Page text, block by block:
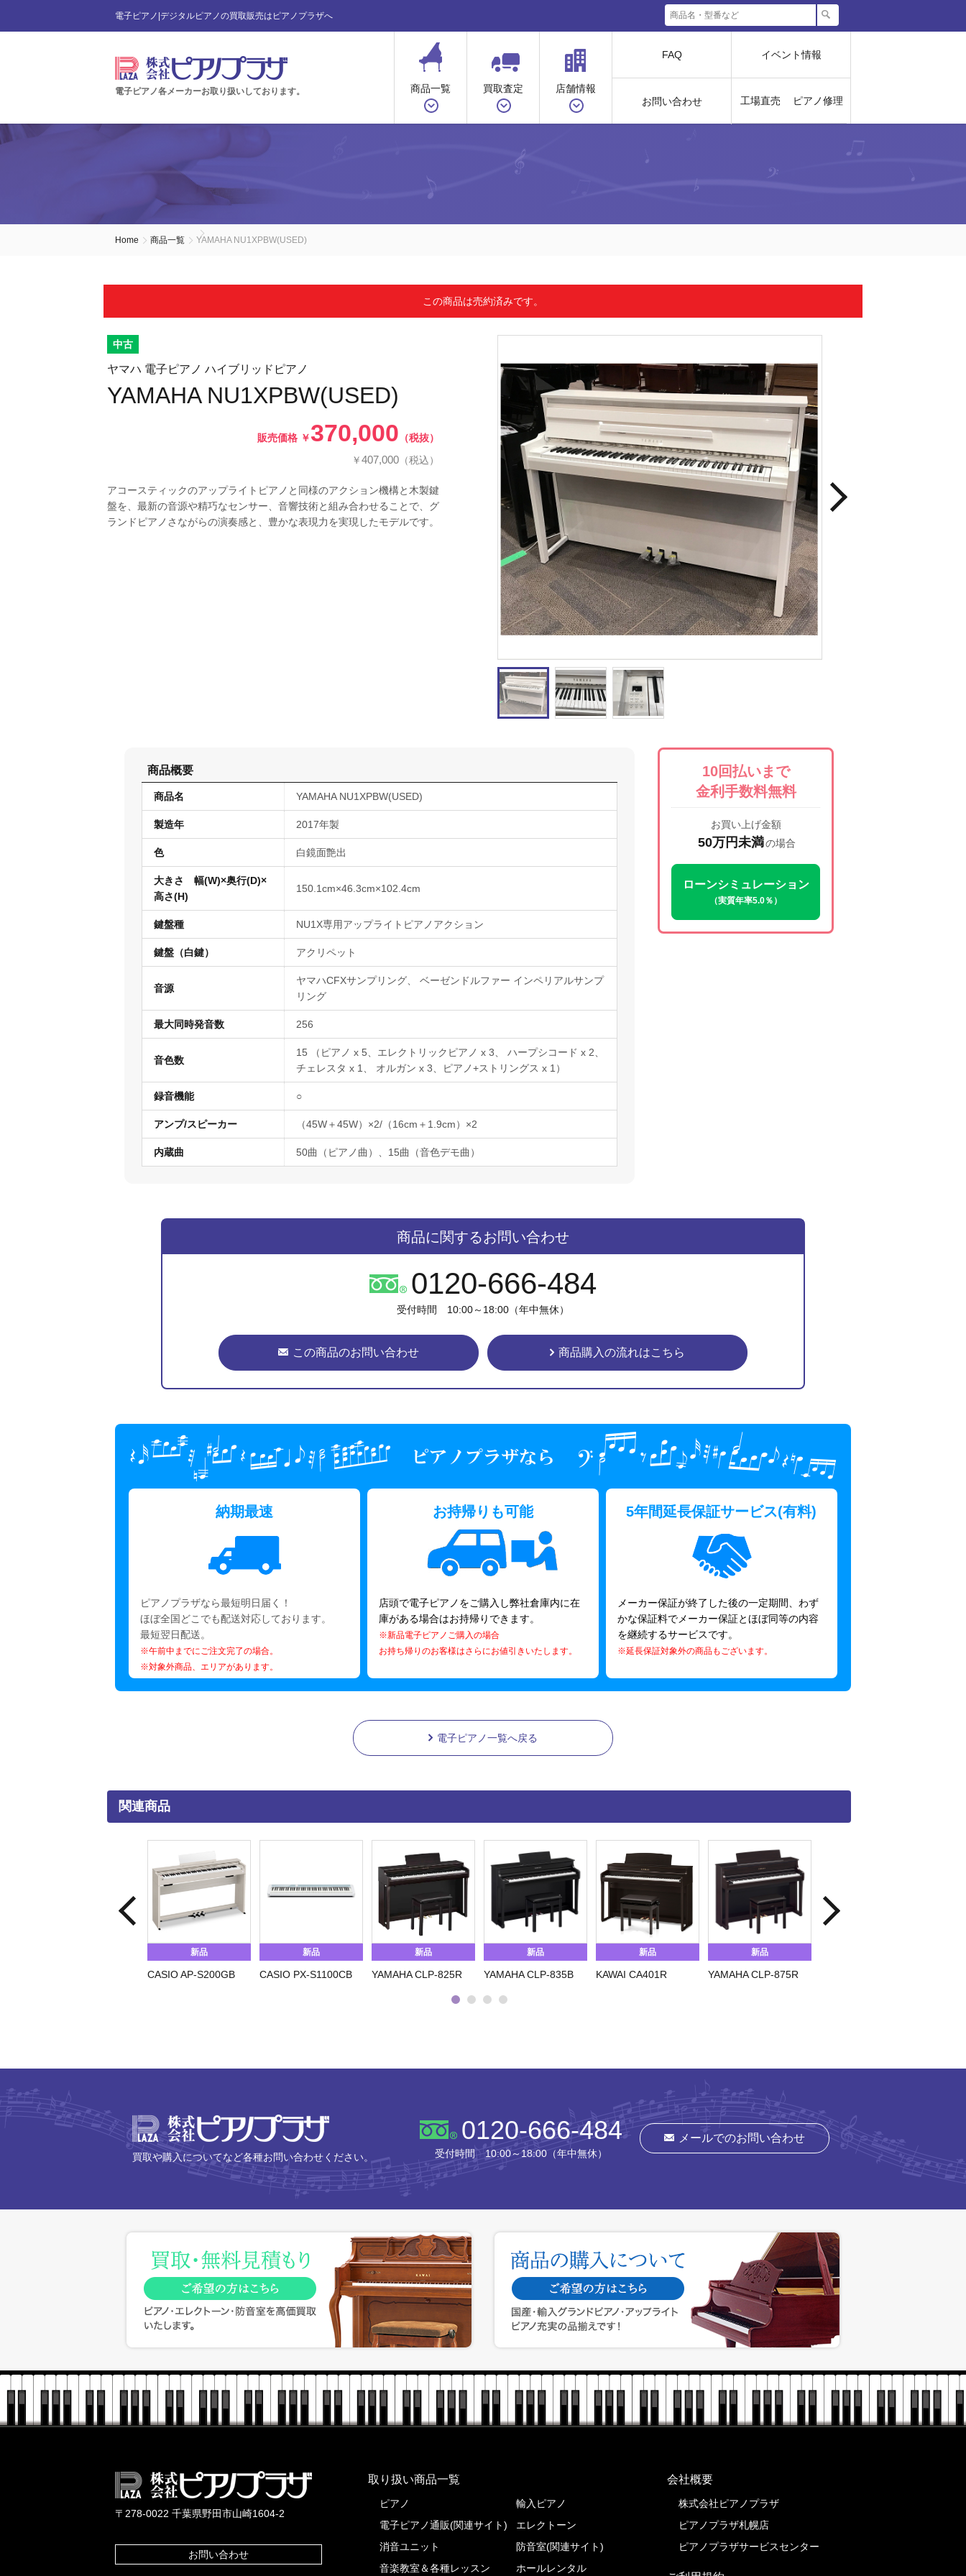
電子ピアノ|デジタルピアノの買取販売はピアノプラザへ
電子ピアノ各メーカーお取り扱いしております。 商品一覧 買取査定 店舗情報
FAQ
お問い合わせ
イベント情報
工場直売 ピアノ修理
Home 商品一覧 YAMAHA NU1XPBW(USED)
この商品は売約済みです。
中古
ヤマハ 電子ピアノ ハイブリッドピアノ
YAMAHA NU1XPBW(USED)
販売価格 ￥370,000 （税抜）
￥407,000 （税込）
アコースティックのアップライトピアノと同様のアクション機構と木製鍵
盤を、最新の音源や精巧なセンサー、音響技術と組み合わせることで、グ
ランドピアノさながらの演奏感と、豊かな表現力を実現したモデルです。
10回払いまで
金利手数料無料
お買い上げ金額
50万円未満の場合
ローンシミュレーション
（実質年率5.0％）
商品概要
商品名 YAMAHA NU1XPBW(USED)
製造年 2017年製
色 白鏡面艶出
大きさ 幅(W)×奥行(D)×
高さ(H)
150.1cm×46.3cm×102.4cm
鍵盤種 NU1X専用アップライトピアノアクション
鍵盤（白鍵） アクリペット
音源
ヤマハCFXサンプリング、 ベーゼンドルファー インペリアルサンプ
リング
最大同時発音数 256
音色数
15 （ピアノ x 5、エレクトリックピアノ x 3、 ハープシコード x 2、
チェレスタ x 1、 オルガン x 3、ピアノ+ストリングス x 1）
録音機能 ○
アンプ/スピーカー （45W＋45W）×2/（16cm＋1.9cm）×2
内蔵曲 50曲（ピアノ曲）、15曲（音色デモ曲）
商品に関するお問い合わせ
0120-666-484
受付時間 10:00～18:00（年中無休）
この商品のお問い合わせ 商品購入の流れはこちら
納期最速
ピアノプラザなら最短明日届く！
ほぼ全国どこでも配送対応しております。
最短翌日配送。
※午前中までにご注文完了の場合。
※対象外商品、エリアがあります。
お持帰りも可能
店頭で電子ピアノをご購入し弊社倉庫内に在
庫がある場合はお持帰りできます。
※新品電子ピアノご購入の場合
お持ち帰りのお客様はさらにお値引きいたします。
5年間延長保証サービス(有料)
メーカー保証が終了した後の一定期間、わず
かな保証料でメーカー保証とほぼ同等の内容
を継続するサービスです。
※延長保証対象外の商品もございます。
電子ピアノ一覧へ戻る
関連商品
新品
CASIO AP-S200GB
新品
CASIO PX-S1100CB
新品
YAMAHA CLP-825R
新品
YAMAHA CLP-835B
新品
KAWAI CA401R
新品
YAMAHA CLP-875R
株式会社ピアノプラザ
買取や購入についてなど各種お問い合わせください。
0120-666-484
受付時間 10:00～18:00（年中無休）
メールでのお問い合わせ
株式会社ピアノプラザ
〒278-0022 千葉県野田市山崎1604-2
お問い合わせ
取り扱い商品一覧
ピアノ
輸入ピアノ
電子ピアノ通販(関連サイト)
エレクトーン
消音ユニット
防音室(関連サイト)
音楽教室＆各種レッスン
ホールレンタル
会社概要
株式会社ピアノプラザ
ピアノプラザ札幌店
ピアノプラザサービスセンター